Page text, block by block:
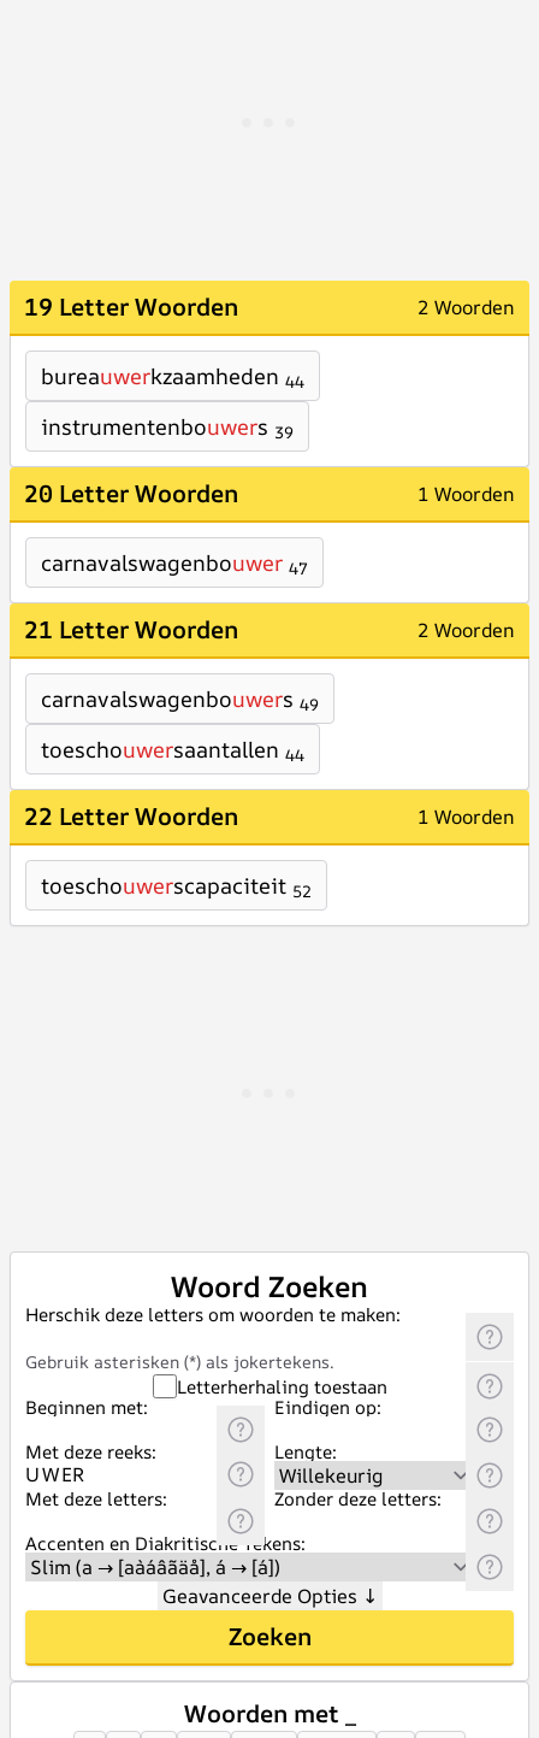
19 Letter Woorden 2 Woorden
bureauwerkzaamheden 44
instrumentenbouwers 39
20 Letter Woorden 1 Woorden
carnavalswagenbouwer 47
21 Letter Woorden 2 Woorden
carnavalswagenbouwers 49
toeschouwersaantallen 44
22 Letter Woorden 1 Woorden
toeschouwerscapaciteit 52
Woord Zoeken
Herschik deze letters om woorden te maken:
Gebruik asterisken (*) als jokertekens.
Letterherhaling toestaan
Beginnen met:
Eindigen op:
Met deze reeks:
Lengte:
Met deze letters:
Zonder deze letters:
Accenten en Diakritische Tekens:
Geavanceerde Opties ↓
Zoeken
Woorden met _